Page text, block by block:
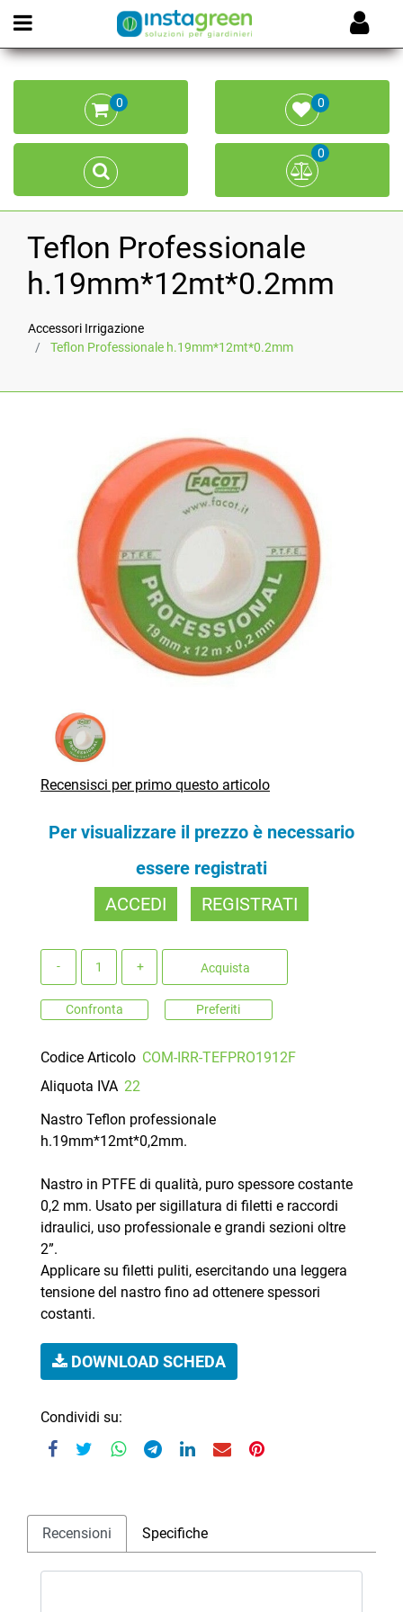
Open menu
0 0
0
Teflon Professionale
h.19mm*12mt*0.2mm
Accessori Irrigazione
Teflon Professionale h.19mm*12mt*0.2mm
Recensisci per primo questo articolo
Per visualizzare il prezzo è necessario
essere registrati
ACCEDI
REGISTRATI
Acquista
Confronta Preferiti
Codice Articolo COM-IRR-TEFPRO1912F
Aliquota IVA 22
Nastro Teflon professionale
h.19mm*12mt*0,2mm.
Nastro in PTFE di qualità, puro spessore costante
0,2 mm. Usato per sigillatura di filetti e raccordi
idraulici, uso professionale e grandi sezioni oltre
2”.
Applicare su filetti puliti, esercitando una leggera
tensione del nastro fino ad ottenere spessori
costanti.
DOWNLOAD SCHEDA
Condividi su:
Recensioni Specifiche